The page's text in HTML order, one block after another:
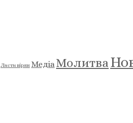
Листи вірян МедіаМолитва